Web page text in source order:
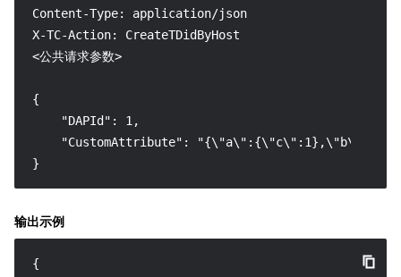
Content-Type: application/json
X-TC-Action: CreateTDidByHost
<公共请求参数>
{
    "DAPId": 1,
"CustomAttribute":
}
输出示例
{